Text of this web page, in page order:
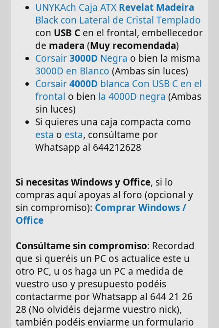
UNYKAch Caja ATX Revelat Madeira
Black con Lateral de Cristal Templado
con USB C en el frontal, embellecedor
de madera (Muy recomendada)
Corsair3000D Negra o bien la misma
3000D en Blanco (Ambas sin luces)
Corsair4000D blanca Con USB C en el
frontal o bien la 4000D negra (Ambas
sin luces)
Si quieres una caja compacta como
esta o esta, consúltame por
Whatsapp al 644212628
Si necesitas Windows y Office, si lo
compras aquí apoyas al foro (opcional y
sin compromiso): Comprar Windows /
Office
Consúltame sin compromiso: Recordad
que si queréis un PC os actualice este u
otro PC, u os haga un PC a medida de
vuestro uso y presupuesto podéis
contactarme por Whatsapp al 644 21 26
28 (No olvidéis dejarme vuestro nick),
también podéis enviarme un formulario